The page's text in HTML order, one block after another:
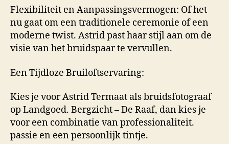
Flexibiliteit en Aanpassingsvermogen: Of het
nu gaat om een traditionele ceremonie of een
moderne twist. Astrid past haar stijl aan om de
visie van het bruidspaar te vervullen.
Een Tijdloze Bruiloftservaring:
Kies je voor Astrid Termaat als bruidsfotograaf
op Landgoed. Bergzicht – De Raaf, dan kies je
voor een combinatie van professionaliteit.
passie en een persoonlijk tintje.